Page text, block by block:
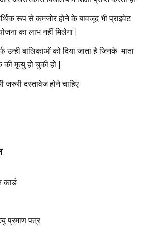
रूप से कमजोर होने के बावजूद भी प्राइवेट
का लाभ नहीं मिलेगा |
उन्ही बालिकाओं को दिया जाता है जिनके माता
मृत्यु हो चुकी हो |
दस्तावेज होने चाहिए
प्रमाण पत्र